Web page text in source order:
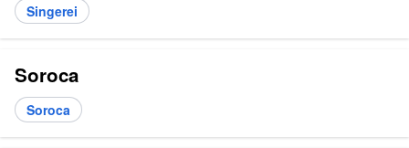
Singerei
Soroca
Soroca